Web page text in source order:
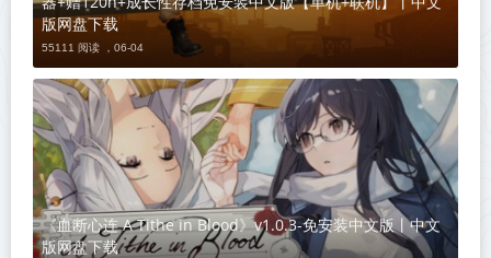
版网盘下载
55111 阅读 ， 06-04
《血断心连 A Tithe in Blood》v1.0.3-免安装中文版丨中文
版网盘下载